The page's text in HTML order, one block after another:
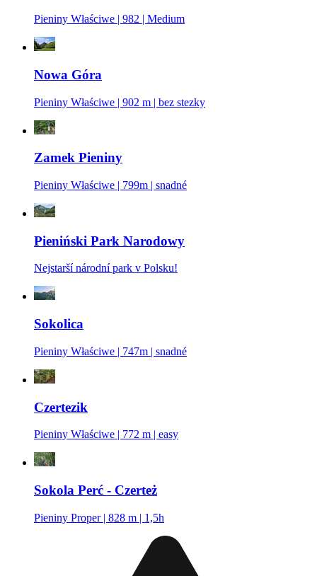
Pieniny Właściwe | 982 | Medium
Nowa Góra
Pieniny Właściwe | 902 m | bez stezky
Zamek Pieniny
Pieniny Właściwe | 799m | snadné
Pieniński Park Narodowy
Nejstarší národní park v Polsku!
Sokolica
Pieniny Właściwe | 747m | snadné
Czertezik
Pieniny Właściwe | 772 m | easy
Sokola Perć - Czerteż
Pieniny Proper | 828 m | 1,5h